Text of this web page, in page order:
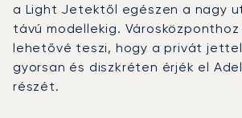
a Light Jetektől egészen a nagy
távú modellekig.
lehetővé teszi, hogy a privát
gyorsan és diszkréten érjék el
részét.